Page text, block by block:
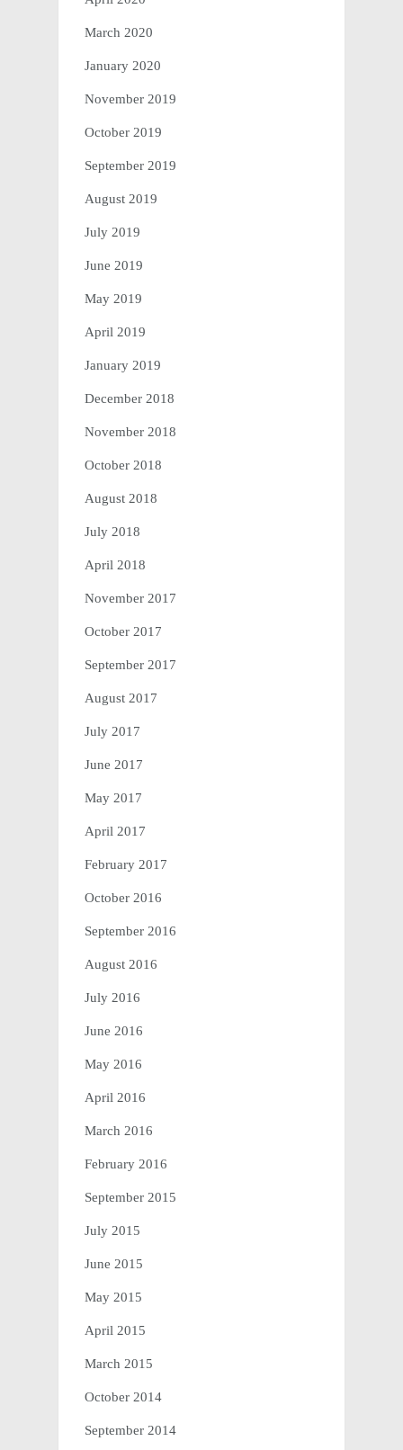
March 2020
January 2020
November 2019
October 2019
September 2019
August 2019
July 2019
June 2019
May 2019
April 2019
January 2019
December 2018
November 2018
October 2018
August 2018
July 2018
April 2018
November 2017
October 2017
September 2017
August 2017
July 2017
June 2017
May 2017
April 2017
February 2017
October 2016
September 2016
August 2016
July 2016
June 2016
May 2016
April 2016
March 2016
February 2016
September 2015
July 2015
June 2015
May 2015
April 2015
March 2015
October 2014
September 2014